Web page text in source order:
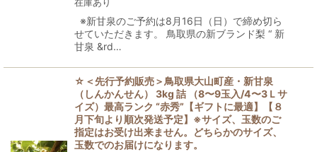
※新甘泉のご予約は8月16日（日）で締め切ら
せていただきます。 鳥取県の新ブランド梨 “ 新
甘泉 &rd…
☆＜先行予約販売＞鳥取県大山町産・新甘泉
（しんかんせん） 3kg 詰 （8〜9玉入/4〜3Ｌサ
イズ）最高ランク “赤秀”【ギフトに最適】【８
月下旬より順次発送予定】※サイズ、玉数のご
指定はお受け出来ません。どちらかのサイズ、
玉数でのお届けになります。